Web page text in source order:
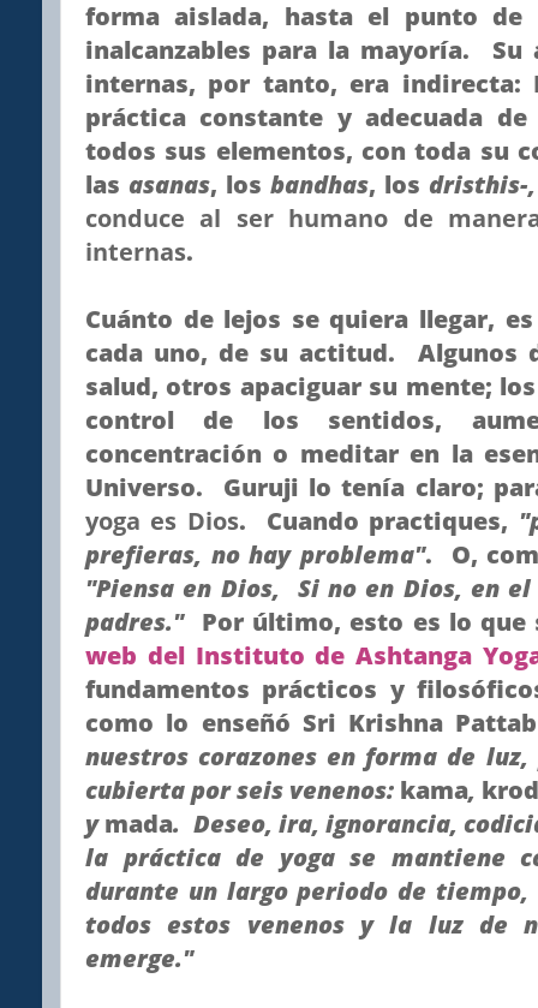
forma aislada, hasta el punto de
inalcanzables para la mayoría. Su
internas, por tanto, era indirecta:
práctica constante y adecuada
todos sus elementos, con toda su
las asanas, los bandhas, los
conduce al ser humano de
internas.
Cuánto de lejos se quiera llegar,
cada uno, de su actitud. Algunos
salud, otros apaciguar su mente;
control de los sentidos,
concentración o meditar en la
Universo. Guruji lo tenía claro;
yoga es Dios. Cuando practiques,
prefieras, no hay problema". O,
"Piensa en Dios, Si no en Dios, en
padres."Por último, esto es lo que
web del Instituto de Ashtanga
fundamentos prácticos y
como lo enseñó Sri Krishna
nuestros corazones en forma de
cubierta por seis venenos: kama,
ymada. Deseo, ira, ignorancia,
la práctica de yoga se mantiene
durante un largo periodo de tiempo,
todos estos venenos y la luz de
emerge."